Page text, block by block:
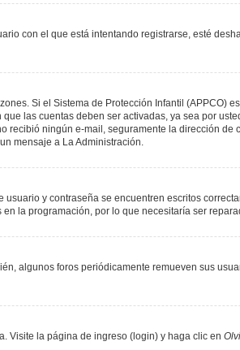
con el que está intentando registrarse, esté
Si el Sistema de Protección Infantil (APPCO)
las cuentas deben ser activadas, ya sea por
ningún e-mail, seguramente la dirección
mensaje a La Administración.
y contraseña se encuentren escritos
la programación, por lo que necesitaría ser
algunos foros periódicamente remueven sus
Visite la página de ingreso (login) y haga clic en